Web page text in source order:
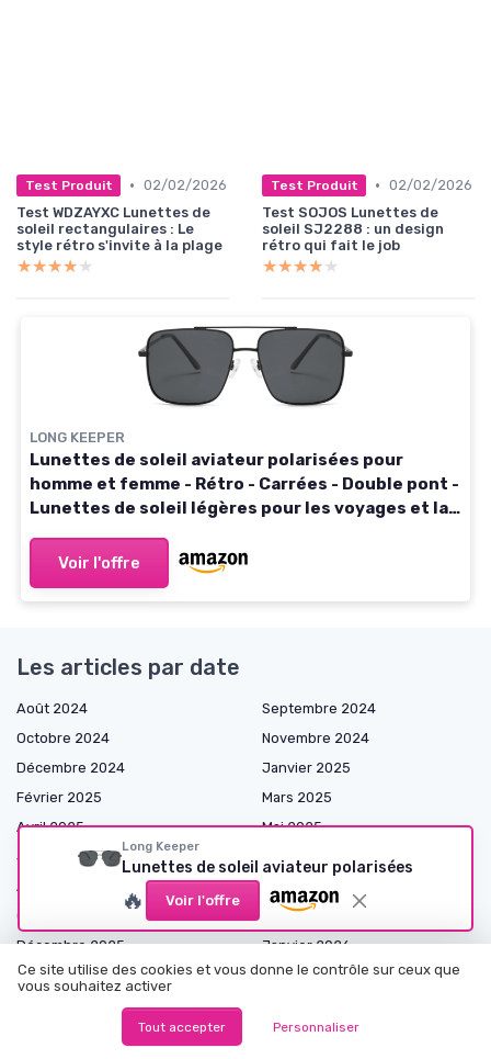
Test Produit • 02/02/2026
Test WDZAYXC Lunettes de
soleil rectangulaires : Le
style rétro s'invite à la plage
★★★★★
★★★★★
Test Produit • 02/02/2026
Test SOJOS Lunettes de
soleil SJ2288 : un design
rétro qui fait le job
★★★★★
★★★★★
LONG KEEPER
Lunettes de soleil aviateur polarisées pour
homme et femme - Rétro - Carrées - Double pont -
Lunettes de soleil légères pour les voyages et la
Voir l'offre
Long Keeper
Lunettes de soleil aviateur polarisées
🔥 Voir l'offre
Les articles par date
Août 2024
Septembre 2024
Octobre 2024
Novembre 2024
Décembre 2024
Janvier 2025
Février 2025
Mars 2025
Avril 2025
Mai 2025
Juin 2025
Août 2025
Octobre 2025
Novembre 2025
Décembre 2025
Janvier 2026
Février 2026
Mars 2026
Juillet 2026
Ce site utilise des cookies et vous donne le contrôle sur ceux que
vous souhaitez activer
Tout accepter Personnaliser